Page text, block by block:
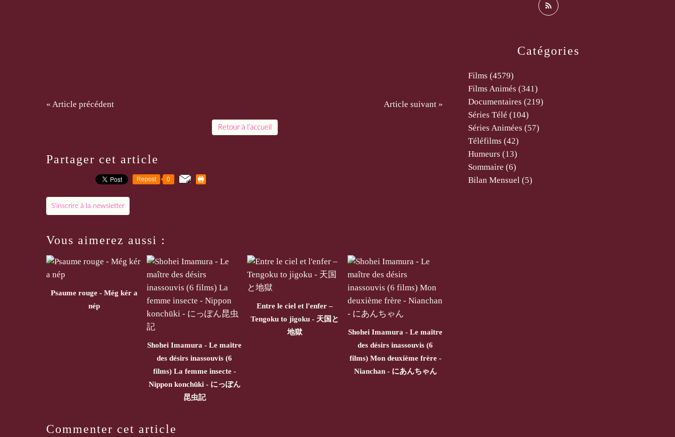
« Article précédent Article suivant »
Retour à l'accueil
Partager cet article
Repost 0
S'inscrire à la newsletter
Vous aimerez aussi :
Psaume rouge - Még kér a
nép
Shohei Imamura - Le maître
des désirs inassouvis (6
films) La femme insecte -
Nippon konchūki - にっぽん
昆虫記
Entre le ciel et l'enfer –
Tengoku to jigoku - 天国と
地獄
Shohei Imamura - Le maître
des désirs inassouvis (6
films) Mon deuxième frère -
Nianchan - にあんちゃん
Commenter cet article
Catégories
Films (4579)
Films Animés (341)
Documentaires (219)
Séries Télé (104)
Séries Animées (57)
Téléfilms (42)
Humeurs (13)
Sommaire (6)
Bilan Mensuel (5)